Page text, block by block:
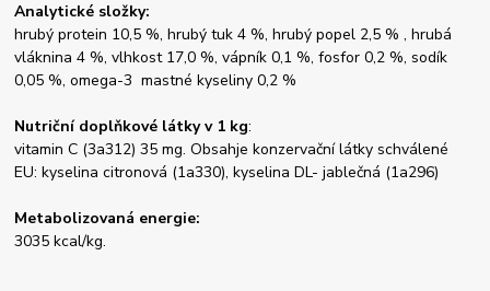
Analytické složky:
hrubý protein 10,5 %, hrubý tuk 4 %, hrubý popel 2,5 % , hrubá
vláknina 4 %, vlhkost 17,0 %, vápník 0,1 %, fosfor 0,2 %, sodík
0,05 %, omega-3 mastné kyseliny 0,2 %
Nutriční doplňkové látky v 1 kg:
vitamin C (3a312) 35 mg. Obsahje konzervační látky schválené
EU: kyselina citronová (1a330), kyselina DL- jablečná (1a296)
Metabolizovaná energie:
3035 kcal/kg.